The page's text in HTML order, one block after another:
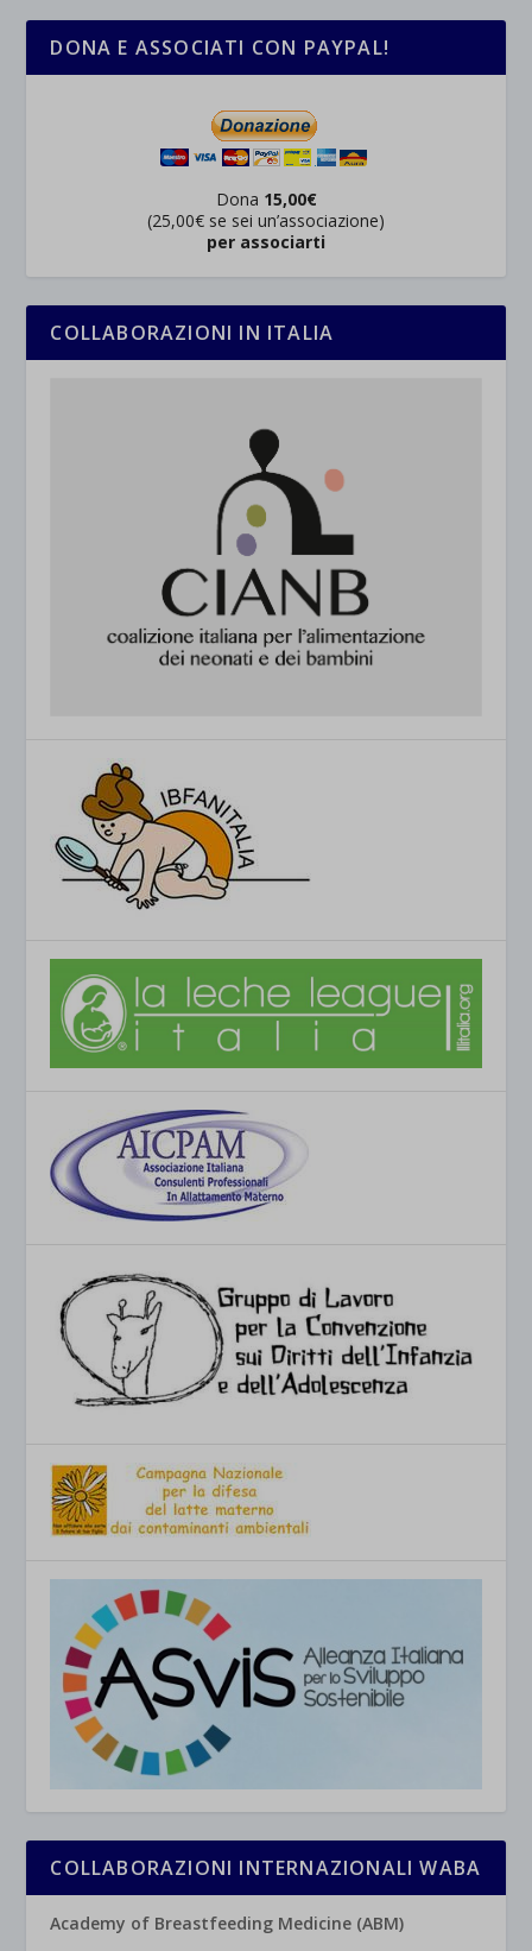
DONA E ASSOCIATI CON PAYPAL!
Dona 15,00€
(25,00€ se sei un’associazione)
per associarti
COLLABORAZIONI IN ITALIA
COLLABORAZIONI INTERNAZIONALI WABA
Academy of Breastfeeding Medicine (ABM)